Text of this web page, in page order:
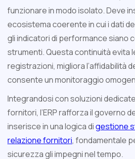
funzionare in modo isolato. Deve
ecosistema coerente in cui i dati
gli indicatori di performance siano
strumenti. Questa continuità evita
registrazioni, migliora l’affidabilità
consente un monitoraggio
Integrandosi con soluzioni
fornitori, l’ERP rafforza il governo
inserisce in una logica digestione
relazione fornitori, fondamentale
sicurezza gli impegni nel tempo.